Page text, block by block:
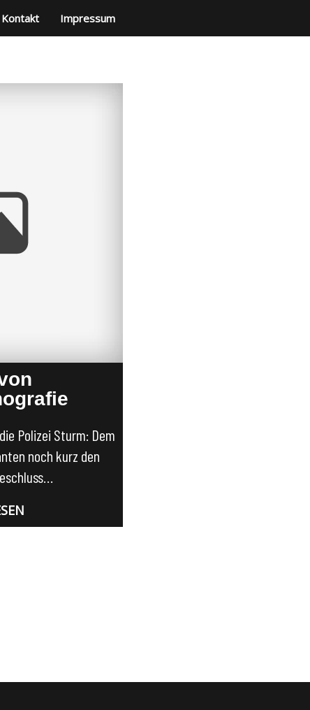
Kontakt Impressum
Polizei Sturm: Dem
noch kurz den